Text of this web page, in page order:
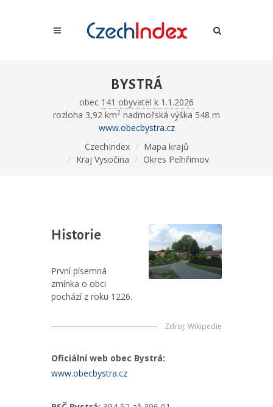
BYSTRÁ
obec 141 obyvatel k 1.1.2026
rozloha 3,92 km2 nadmořská výška 548 m
www.obecbystra.cz
CzechIndex
Mapa krajů
Kraj Vysočina
Okres Pelhřimov
Historie
První písemná
zmínka o obci
pochází z roku 1226.
Zdroj: Wikipedie
Oficiální web obec Bystrá:
www.obecbystra.cz